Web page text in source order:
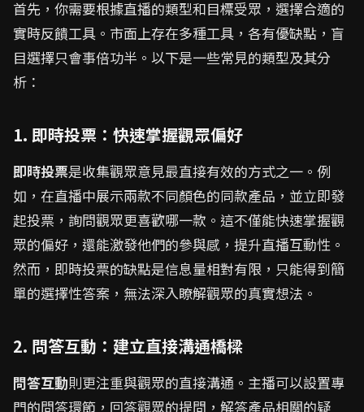
首先，你需要根據直播的類型和目標受眾，選擇合適的
實時反饋工具。市面上存在多種工具，各有優缺點，盲
目選擇只會事倍功半。以下是一些常見的類型及其分
析：
1. 即時投票：快速掌握觀眾偏好
即時投票是收集觀眾意見最直接有效的方式之一。例
如，在直播中展示兩款不同顏色的同款產品，並立即發
起投票，詢問觀眾更喜歡哪一款。這不僅能快速掌握觀
眾的偏好，還能激發他們的參與感，提升直播互動性。
然而，即時投票的缺點是信息量相對有限，只能得到簡
單的選擇性答案，無法深入瞭解觀眾的真實想法。
2. 問答互動：建立直接溝通橋樑
問答互動則更注重與觀眾的直接溝通。主播可以設置專
門的問答環節，回答觀眾的提問，解答產品相關的疑